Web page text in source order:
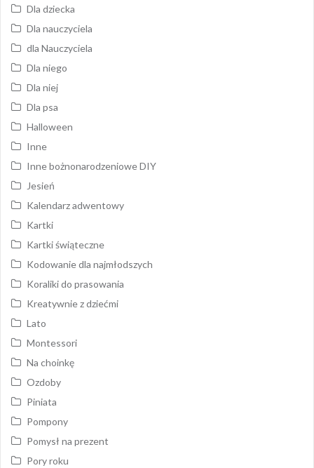
Dla dziecka
Dla nauczyciela
dla Nauczyciela
Dla niego
Dla niej
Dla psa
Halloween
Inne
Inne bożnonarodzeniowe DIY
Jesień
Kalendarz adwentowy
Kartki
Kartki świąteczne
Kodowanie dla najmłodszych
Koraliki do prasowania
Kreatywnie z dziećmi
Lato
Montessori
Na choinkę
Ozdoby
Piniata
Pompony
Pomysł na prezent
Pory roku